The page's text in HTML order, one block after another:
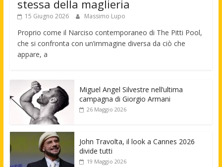
stessa della maglieria
15 Giugno 2026 Massimo Lupo
Proprio come il Narciso contemporaneo di The Pitti Pool,
che si confronta con un’immagine diversa da ciò che
appare, a
Miguel Angel Silvestre nell’ultima
campagna di Giorgio Armani
26 Maggio 2026
John Travolta, il look a Cannes 2026
divide tutti
19 Maggio 2026